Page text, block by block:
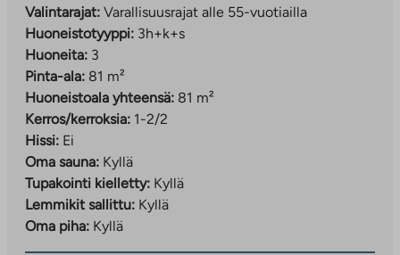
Valintarajat: Varallisuusrajat alle 55-vuotiailla
Huoneistotyyppi: 3h+k+s
Huoneita: 3
Pinta-ala: 81 m²
Huoneistoala yhteensä: 81 m²
Kerros/kerroksia: 1-2/2
Hissi: Ei
Oma sauna: Kyllä
Tupakointi kielletty: Kyllä
Lemmikit sallittu: Kyllä
Oma piha: Kyllä